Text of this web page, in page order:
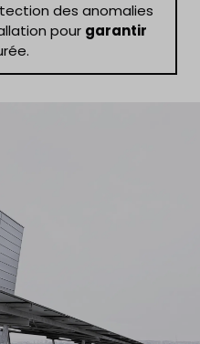
des anomalies
pour garantir